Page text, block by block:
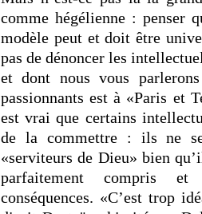
comme hégélienne : penser
modèle peut et doit être
pas de dénoncer les
et dont nous vous
passionnants est à «Paris et
est vrai que certains
de la commettre : ils ne
«serviteurs de Dieu» bien
parfaitement compris et
conséquences. «C’est trop